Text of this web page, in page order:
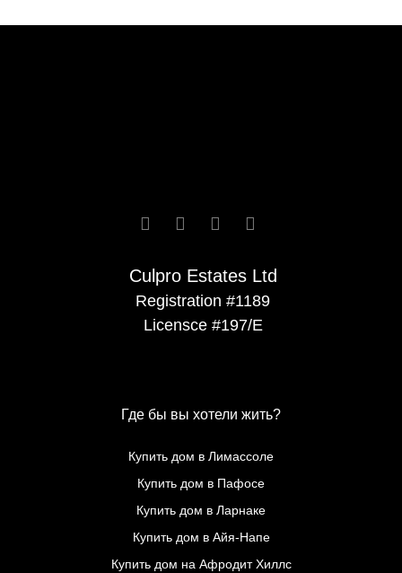
Culpro Estates Ltd
Registration #1189
Licensce #197/E
   
Где бы вы хотели жить?
Купить дом в Лимассоле
Купить дом в Пафосе
Купить дом в Ларнаке
Купить дом в Айя-Напе
Купить дом на Афродит Хиллс